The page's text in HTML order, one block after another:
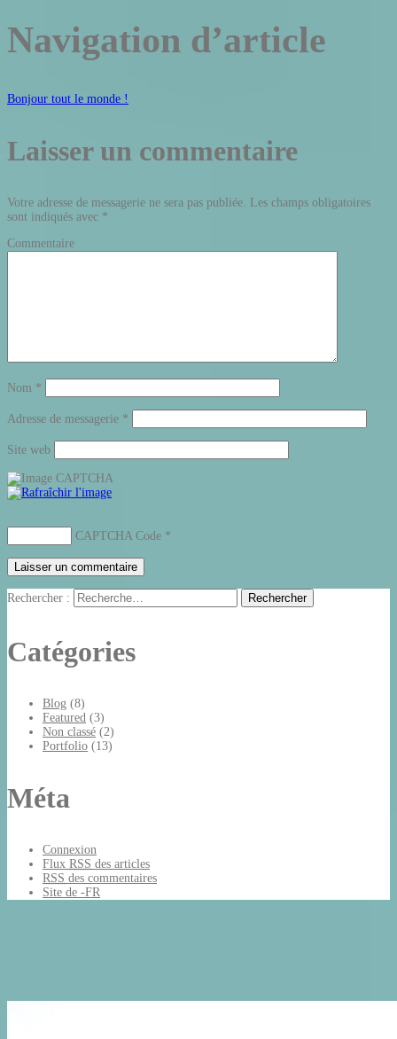
Navigation d’article
Bonjour tout le monde !
Laisser un commentaire
Votre adresse de messagerie ne sera pas publiée. Les champs obligatoires
sont indiqués avec *
Commentaire
Nom *
Adresse de messagerie *
Site web
CAPTCHA Code *
Rechercher :
Catégories
Blog (8)
Featured (3)
Non classé (2)
Portfolio (13)
Méta
Connexion
Flux RSS des articles
RSS des commentaires
Site de -FR